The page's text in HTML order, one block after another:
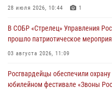
28 июля 2026, 10:44 1
В СОБР «Стрелец» Управления
прошло патриотическое
03 августа 2026, 11:09
Росгвардейцы обеспечили
юбилейном фестивале «Звоны